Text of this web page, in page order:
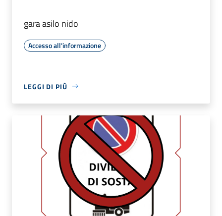
gara asilo nido
Accesso all'informazione
LEGGI DI PIÙ